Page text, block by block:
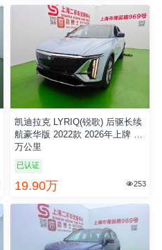
凯迪拉克 LYRIQ(锐歌) 后驱长续
航豪华版 2022款 2026年上牌 1.0
万公里
已认证
19.90万 253